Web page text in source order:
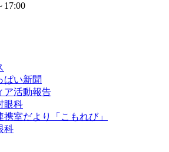
17:00
ぱい新聞
ア活動報告
眼科
携室だより「こもれび」
科